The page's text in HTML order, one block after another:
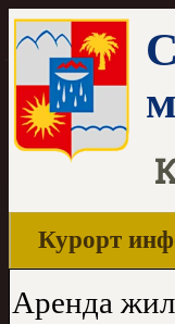
Курорт
Аренда